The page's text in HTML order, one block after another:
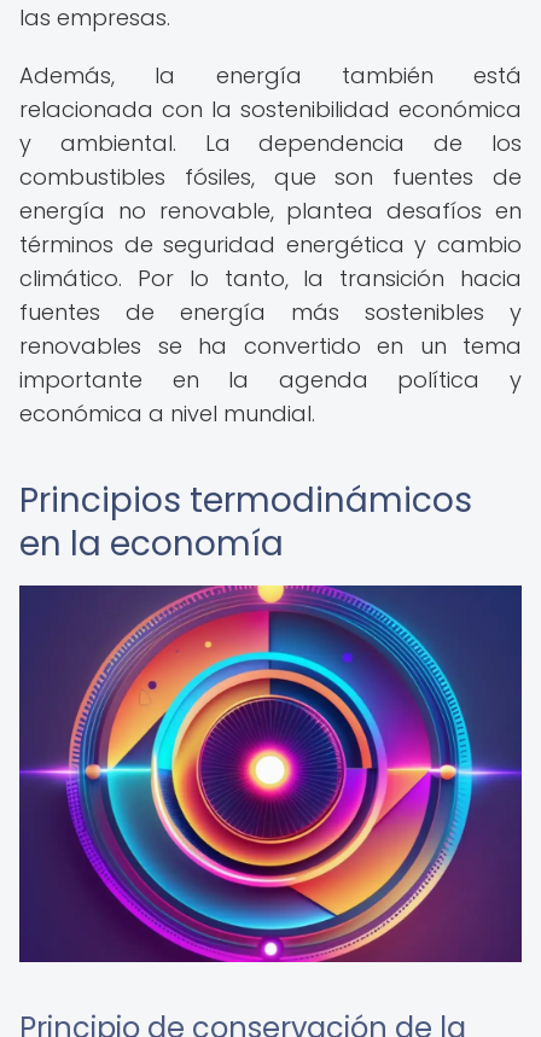
las empresas.
Además, la energía también está
relacionada con la sostenibilidad económica
y ambiental. La dependencia de los
combustibles fósiles, que son fuentes de
energía no renovable, plantea desafíos en
términos de seguridad energética y cambio
climático. Por lo tanto, la transición hacia
fuentes de energía más sostenibles y
renovables se ha convertido en un tema
importante en la agenda política y
económica a nivel mundial.
Principios termodinámicos
en la economía
Principio de conservación de la